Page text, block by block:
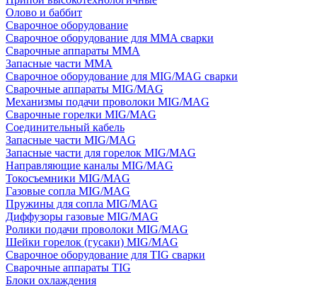
Олово и баббит
Сварочное оборудование
Сварочное оборудование для MMA сварки
Сварочные аппараты MMA
Запасные части MMA
Сварочное оборудование для MIG/MAG сварки
Сварочные аппараты MIG/MAG
Механизмы подачи проволоки MIG/MAG
Сварочные горелки MIG/MAG
Соединительный кабель
Запасные части MIG/MAG
Запасные части для горелок MIG/MAG
Направляющие каналы MIG/MAG
Токосъемники MIG/MAG
Газовые сопла MIG/MAG
Пружины для сопла MIG/MAG
Диффузоры газовые MIG/MAG
Ролики подачи проволоки MIG/MAG
Шейки горелок (гусаки) MIG/MAG
Сварочное оборудование для TIG сварки
Сварочные аппараты TIG
Блоки охлаждения